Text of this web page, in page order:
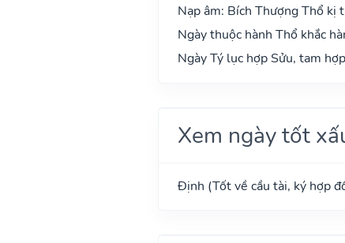
Nạp âm: Bích Thượng Thổ kị
Ngày thuộc hành Thổ khắc
Ngày Tý lục hợp Sửu, tam
Xem ngày tốt
Định (Tốt về cầu tài, ký hợp